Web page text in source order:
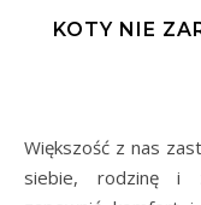
KOTY NIE
Większość z nas zastanawia się jak teraz dobrze zadbać o
siebie, rodzinę i